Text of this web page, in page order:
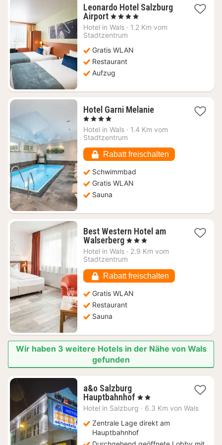
Leonardo Hotel Salzburg
Airport1
Nacht
ab
€
, 4 Sterne
Hotel in Wals · 1.2 Km vom
Stadtzentrum
Gratis WLAN
Restaurant
Aufzug
Hotel Garni Melanie1
ab
, 4 Sterne
Hotel in Wals · 1.4 Km vom
Stadtzentrum
Rabatt freischalten
Schwimmbad
Gratis WLAN
Sauna
Best Western Hotel am
Walserberg1
Nacht
ab
€
, 3 Sterne
Hotel in Wals · 2.9 Km vom
Stadtzentrum
Rabatt freischalten
Gratis WLAN
Restaurant
Sauna
Wir haben 3 weitere Hotels in der Nähe von Wals
gefunden
a&o Salzburg
Hauptbahnhof 2
Nächte
ab
80,95
€
, 2 Sterne
Hotel in Salzburg · 6.3 Km von Wals
Zentrale Lage direkt am
Hauptbahnhof